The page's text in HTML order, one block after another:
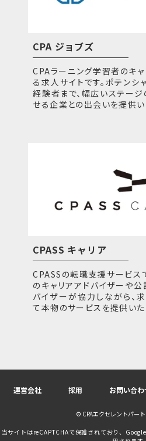
CPA ジョブズ
CPAラーニング学習者のキ
る求人サイトです。ポテン
経験者まで、幅広いステー
せる企業との出会いを提供い
CPASS キャリア
CPASSの転職支援サービス
のキャリアアドバイザーや
バイザーが協力しながら、
て本物のサービスを提供いた
運営会社 採用 お問い合わ
© CPAエクセレントパー
当サイトはreCAPTCHAで保護されており、